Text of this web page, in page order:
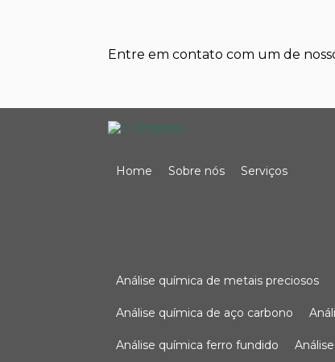
Entre em contato com um de
Home Sobre nós Serviços
análise química de metais preciosos
análise química de aço carbono
análise química ferro fundido